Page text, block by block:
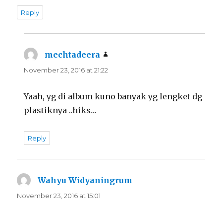
Reply
mechtadeera
November 23, 2016 at 21:22
Yaah, yg di album kuno banyak yg lengket dg
plastiknya ..hiks…
Reply
Wahyu Widyaningrum
November 23, 2016 at 15:01